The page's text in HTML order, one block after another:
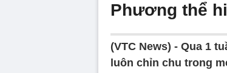
Phương thể
(VTC News) - Qua 1
luôn chỉn chu trong